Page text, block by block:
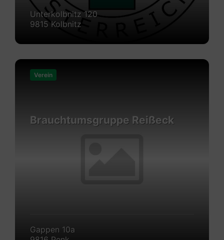
Unterkolbnitz 120
9815 Kolbnitz
Verein
Brauchtumsgruppe Reißeck
Gappen 10a
Mehr
erfahren